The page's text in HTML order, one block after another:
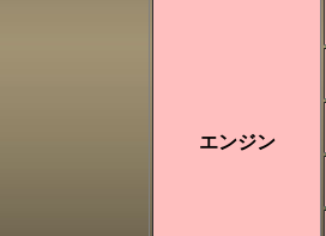
エンジン